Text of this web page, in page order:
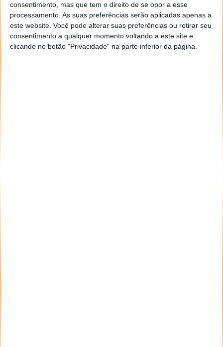
consentimento, mas que tem o direito de se opor a esse
processamento. As suas preferências serão aplicadas apenas a
este website. Você pode alterar suas preferências ou retirar seu
consentimento a qualquer momento voltando a este site e
clicando no botão "Privacidade" na parte inferior da página.